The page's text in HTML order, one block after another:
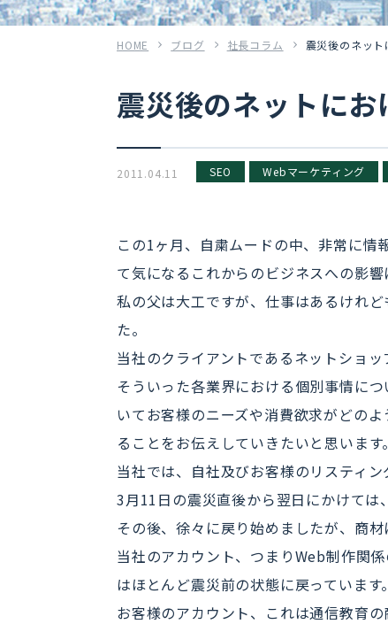
HOME ブログ 社長コラム 震災後のネッ
震災後のネットに
2011.04.11 SEO Webマーケティング
この1ヶ月、自粛ムードの中、非常に
て気になるこれからのビジネスへの影響
私の父は大工ですが、仕事はあるけれ
た。
当社のクライアントであるネットショ
そういった各業界における個別事情に
いてお客様のニーズや消費欲求がどの
ることをお伝えしていきたいと思います。
当社では、自社及びお客様のリスティ
3月11日の震災直後から翌日にかけては
その後、徐々に戻り始めましたが、商
当社のアカウント、つまりWeb制作関
はほとんど震災前の状態に戻っています。
お客様のアカウント、これは通信教育